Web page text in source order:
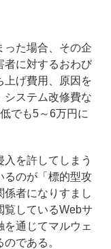
た場合、その企
者に対するおわび
上げ費用、原因を
システム改修費な
でも5～6万円に
を許してしまう
るのが「標的型攻
係者になりすまし
覧しているWebサ
通じてマルウェ
である。